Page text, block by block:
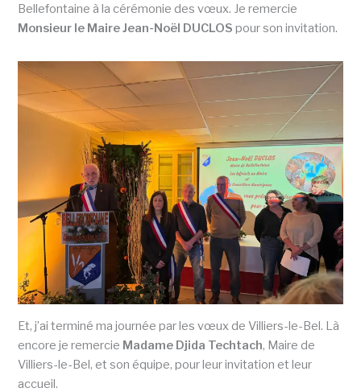
Bellefontaine à la cérémonie des vœux. Je remercie
Monsieur le Maire Jean-Noël DUCLOS pour son invitation.
Et, j’ai terminé ma journée par les vœux de Villiers-le-Bel. Là
encore je remercie Madame Djida Techtach, Maire de
Villiers-le-Bel, et son équipe, pour leur invitation et leur
accueil.